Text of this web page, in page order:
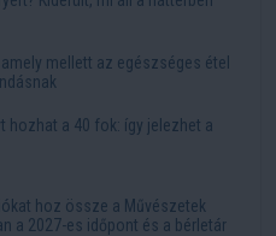
mellett az egészséges étel
hozhat a 40 fok: így jelezhet a
hoz össze a Művészetek
a 2027-es időpont és a bérletár